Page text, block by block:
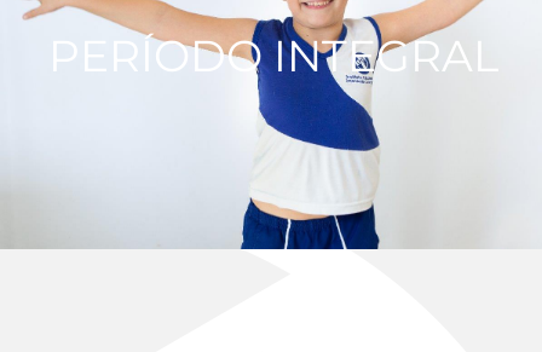
PERÍODO INTEGRAL